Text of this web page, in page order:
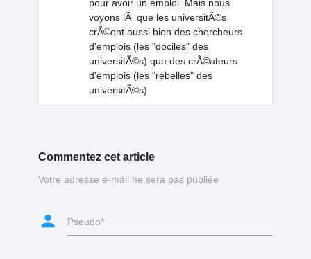
pour avoir un emploi. Mais nous
voyons lÃ que les universitÃ©s
crÃ©ent aussi bien des chercheurs
d'emplois (les "dociles" des
universitÃ©s) que des crÃ©ateurs
d'emplois (les "rebelles" des
universitÃ©s)
Commentez cet article
Votre adresse e-mail ne sera pas publiée
person Pseudo*